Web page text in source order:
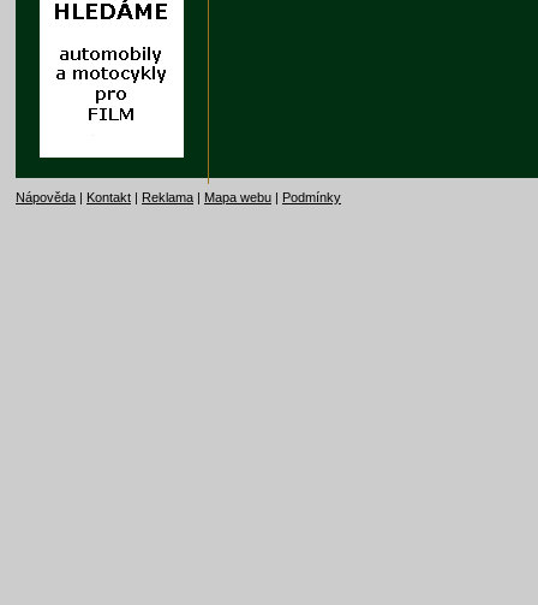
Nápověda | Kontakt | Reklama | Mapa webu | Podmínky